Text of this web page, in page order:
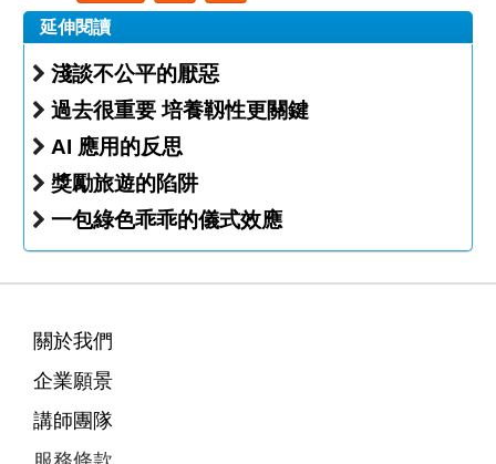
延伸閱讀
淺談不公平的厭惡
過去很重要 培養靱性更關鍵
AI 應用的反思
獎勵旅遊的陷阱
一包綠色乖乖的儀式效應
關於我們
企業願景
講師團隊